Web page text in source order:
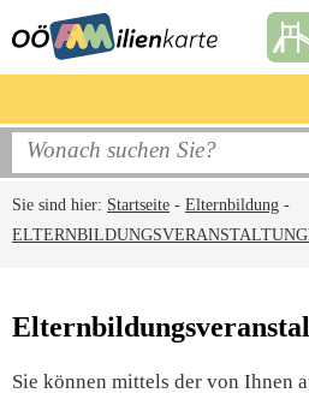
Sie sind hier: Startseite - Elternbildung -
Sie können mittels der von Ihnen